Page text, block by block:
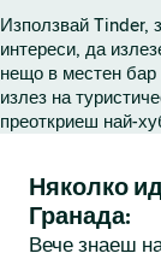
Използвай Tinder,
интереси, да
нещо в местен
излез на
преоткриеш най-
Няколко
Гранада:
Вече знаеш